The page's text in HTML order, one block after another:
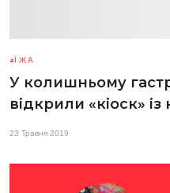
ЇЖА
У колишньому
відкрили «кіоск»
23 Травня 2019